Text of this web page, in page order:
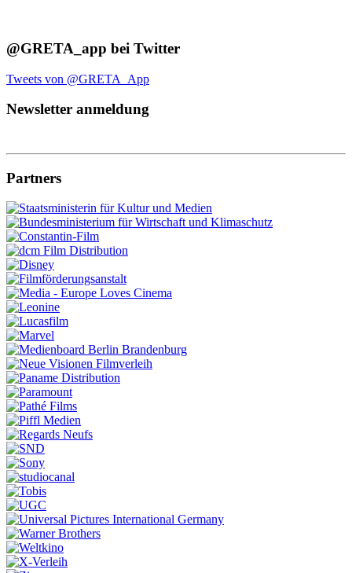
@GRETA_app bei Twitter
Tweets von @GRETA_App
Newsletter anmeldung
Partners